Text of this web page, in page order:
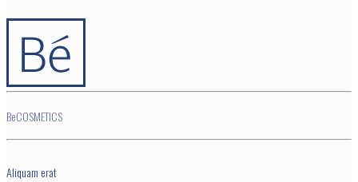
BeCOSMETICS
Aliquam erat